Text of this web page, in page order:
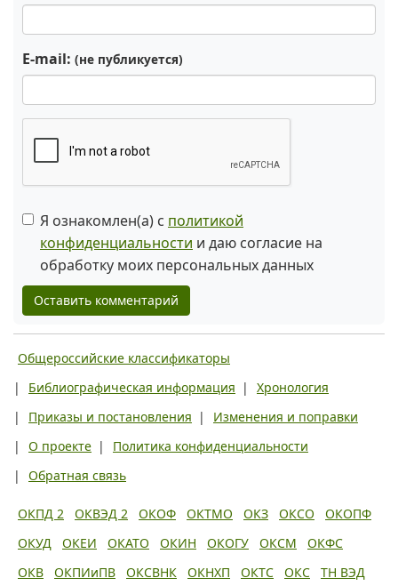
E-mail: (не публикуется)
Я ознакомлен(а) с политикой
конфиденциальности и даю согласие на
обработку моих персональных данных
Оставить комментарий
Общероссийские классификаторы
|
Библиографическая информация |
Хронология
|
Приказы и постановления |
Изменения и поправки
|
О проекте |
Политика конфиденциальности
|
Обратная связь
ОКПД 2 ОКВЭД 2 ОКОФ ОКТМО ОКЗ ОКСО
ОКОПФ
ОКУД
ОКЕИ ОКАТО ОКИН ОКОГУ ОКСМ
ОКФС
ОКВ
ОКПИиПВ ОКСВНК ОКНХП ОКТС ОКС ТН ВЭД